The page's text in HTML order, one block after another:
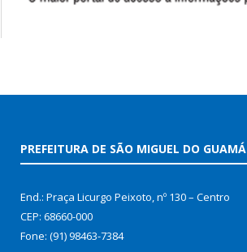
PREFEITURA DE SÃO MIGUEL DO GUAMÁ
End.: Praça Licurgo Peixoto, nº 130 – Centro
CEP: 68660-000
Fone: (91) 98463-7384